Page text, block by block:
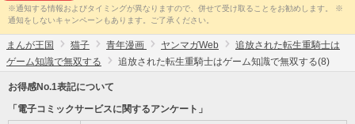
※通知する情報およびタイミングが異なりますので、併せて受け取ることをお勧めします。 ※
通知をしないキャンペーンもあります。ご了承ください。
まんが王国 猫子 青年漫画 ヤンマガWeb
追放された転生重騎士は
ゲーム知識で無双する
追放された転生重騎士はゲーム知識で無双する(8)
お得感No.1表記について
「電子コミックサービスに関するアンケート」